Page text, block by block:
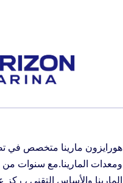
هورايزون مارينا متخصص في
ومعدات المارينا.مع سنوات
المارينا والأساس التقني ،